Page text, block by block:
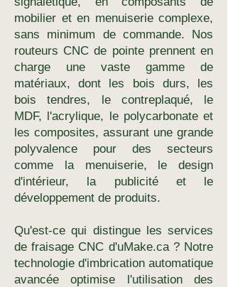
mobilier et en menuiserie complexe,
sans minimum de commande. Nos
routeurs CNC de pointe prennent en
charge une vaste gamme de
matériaux, dont les bois durs, les
bois tendres, le contreplaqué, le
MDF, l'acrylique, le polycarbonate et
les composites, assurant une grande
polyvalence pour des secteurs
comme la menuiserie, le design
d'intérieur, la publicité et le
développement de produits.
Qu'est-ce qui distingue les services
de fraisage CNC d'uMake.ca ? Notre
technologie d'imbrication automatique
avancée optimise l'utilisation des